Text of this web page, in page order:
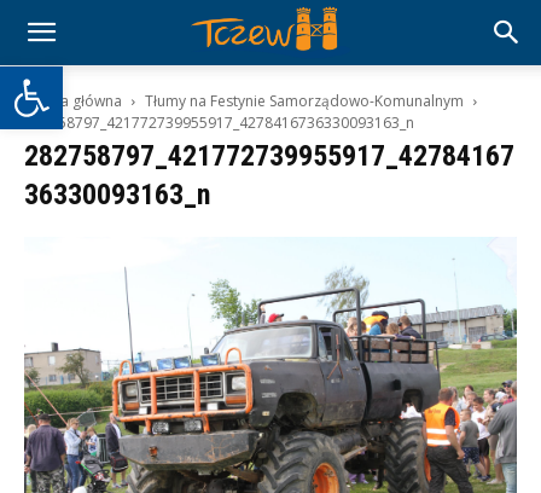
Otwórz pasek narzędzi
Strona główna
Tłumy na Festynie Samorządowo-Komunalnym
282758797_421772739955917_4278416736330093163_n
282758797_421772739955917_42784167
36330093163_n